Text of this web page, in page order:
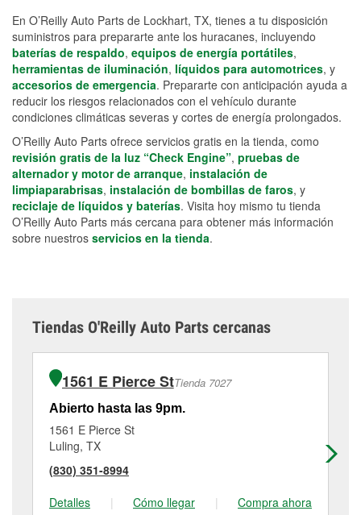
En O’Reilly Auto Parts de Lockhart, TX, tienes a tu disposición
suministros para prepararte ante los huracanes, incluyendo
baterías de respaldo, equipos de energía portátiles,
herramientas de iluminación, líquidos para automotrices, y
accesorios de emergencia. Prepararte con anticipación ayuda a
reducir los riesgos relacionados con el vehículo durante
condiciones climáticas severas y cortes de energía prolongados.
O’Reilly Auto Parts ofrece servicios gratis en la tienda, como
revisión gratis de la luz “Check Engine”, pruebas de
alternador y motor de arranque, instalación de
limpiaparabrisas, instalación de bombillas de faros, y
reciclaje de líquidos y baterías. Visita hoy mismo tu tienda
O’Reilly Auto Parts más cercana para obtener más información
sobre nuestros servicios en la tienda.
Tiendas O'Reilly Auto Parts cercanas
1561 E Pierce StTienda 7027
Abierto hasta las 9pm.
1561 E Pierce St
Luling, TX
(830) 351-8994
Detalles
| Cómo llegar | Compra ahora